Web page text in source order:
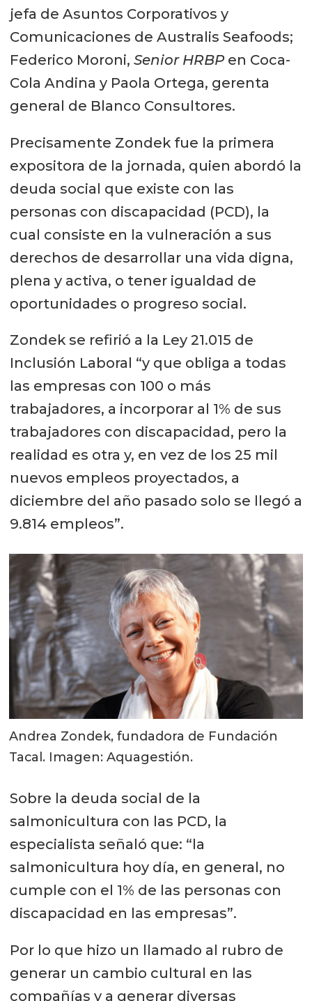
jefa de Asuntos Corporativos y
Comunicaciones de Australis Seafoods;
Federico Moroni, Senior HRBPen Coca-
Cola Andina y Paola Ortega, gerenta
general de Blanco Consultores.
Precisamente Zondek fue la primera
expositora de la jornada, quien abordó la
deuda social que existe con las
personas con discapacidad (PCD), la
cual consiste en la vulneración a sus
derechos de desarrollar una vida digna,
plena y activa, o tener igualdad de
oportunidades o progreso social.
Zondek se refirió a la Ley 21.015 de
Inclusión Laboral “y que obliga a todas
las empresas con 100 o más
trabajadores, a incorporar al 1% de sus
trabajadores con discapacidad, pero la
realidad es otra y, en vez de los 25 mil
nuevos empleos proyectados, a
diciembre del año pasado solo se llegó a
9.814 empleos”.
Andrea Zondek, fundadora de Fundación
Tacal. Imagen: Aquagestión.
Sobre la deuda social de la
salmonicultura con las PCD, la
especialista señaló que: “la
salmonicultura hoy día, en general, no
cumple con el 1% de las personas con
discapacidad en las empresas”.
Por lo que hizo un llamado al rubro de
generar un cambio cultural en las
compañías y a generar diversas